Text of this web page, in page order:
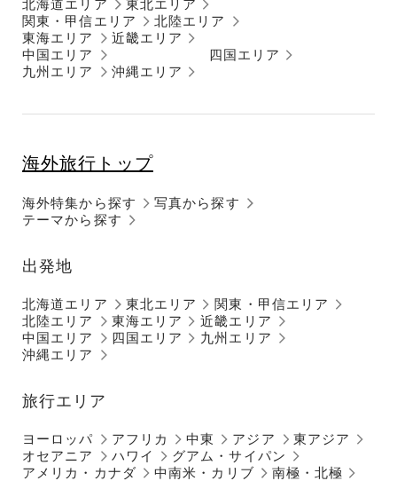
北海道エリア
東北エリア
関東・甲信エリア
北陸エリア
東海エリア
近畿エリア
中国エリア
四国エリア
九州エリア
沖縄エリア
海外旅行トップ
海外特集から探す
テーマから探す
写真から探す
出発地
北海道エリア 東北エリア
関東・甲信エリア
北陸エリア
東海エリア
近畿エリア
中国エリア
四国エリア
九州エリア
沖縄エリア
旅行エリア
ヨーロッパ アフリカ 中東 アジア
東アジア
オセアニア
ハワイ
グアム・サイパン
アメリカ・カナダ
中南米・カリブ 南極・北極